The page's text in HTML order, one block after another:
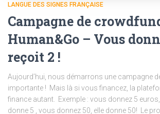
LANGUE DES SIGNES FRANÇAISE
Campagne de
Human&Go – Vous
reçoit 2 !
Aujourd’hui, nous démarrons une campagne
importante ! Mais là si vous financez, la
finance autant. Exemple : vous donnez 5
donne 5 , vous donnez 50, elle donne 50! Le